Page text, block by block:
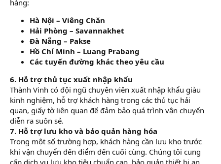
hàng:
Hà Nội – Viêng Chăn
Hải Phòng – Savannakhet
Đà Nẵng – Pakse
Hồ Chí Minh – Luang Prabang
Các tuyến đường khác theo yêu cầu
6. Hỗ trợ thủ tục xuất nhập khẩu
Thành Vinh có đội ngũ chuyên viên xuất nhập khẩu giàu
kinh nghiệm, hỗ trợ khách hàng trong các thủ tục hải
quan, giấy tờ liên quan để đảm bảo quá trình vận chuyển
diễn ra suôn sẻ.
7. Hỗ trợ lưu kho và bảo quản hàng hóa
Trong một số trường hợp, khách hàng cần lưu kho trước
khi vận chuyển đến điểm đến cuối cùng. Chúng tôi cung
cấp dịch vụ lưu kho tiêu chuẩn cao, bảo quản thiết bị an